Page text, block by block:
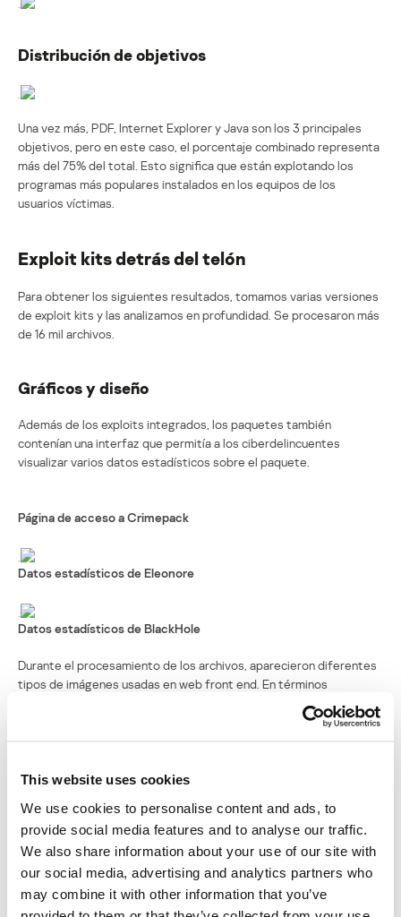
This website uses cookies
We use cookies to personalise content and ads, to
provide social media features and to analyse our traffic.
We also share information about your use of our site with
our social media, advertising and analytics partners who
may combine it with other information that you’ve
Distribución de objetivos
Una vez más, PDF, Internet Explorer y Java son los 3 principales
objetivos, pero en este caso, el porcentaje combinado representa
más del 75% del total. Esto significa que están explotando los
programas más populares instalados en los equipos de los
usuarios víctimas.
Exploit kits detrás del telón
Para obtener los siguientes resultados, tomamos varias versiones
de exploit kits y las analizamos en profundidad. Se procesaron más
de 16 mil archivos.
Gráficos y diseño
Además de los exploits integrados, los paquetes también
contenían una interfaz que permitía a los ciberdelincuentes
visualizar varios datos estadísticos sobre el paquete.
Página de acceso a Crimepack
Datos estadísticos de Eleonore
Datos estadísticos de BlackHole
Durante el procesamiento de los archivos, aparecieron diferentes
tipos de imágenes usadas en web front end. En términos
generales, pueden dividirse en GIFs (formato antiguo) y PNGs
(formato nuevo). Los paquetes más usados contienen imágenes
relevancia alguna. Uno de los más antiguos, MPack, contiene
(2009) contienen imágenes grandes.
La calidad de los gráficos y el diseño de cada exploit kit dependen
de la pericia de su creador. Por ejemplo, Eleonore, usa una plantilla
CSS, disponible gratuitamente en el mercado, mientras que otros
crean sus propias plantillas.